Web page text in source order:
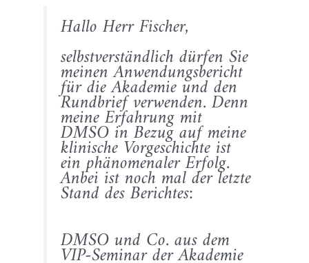
Hallo Herr Fischer,
selbstverständlich dürfen Sie
meinen Anwendungsbericht
für die Akademie und den
Rundbrief verwenden. Denn
meine Erfahrung mit
DMSO in Bezug auf meine
klinische Vorgeschichte ist
ein phänomenaler Erfolg.
Anbei ist noch mal der letzte
Stand des Berichtes:
DMSO und Co. aus dem
VIP-Seminar der Akademie